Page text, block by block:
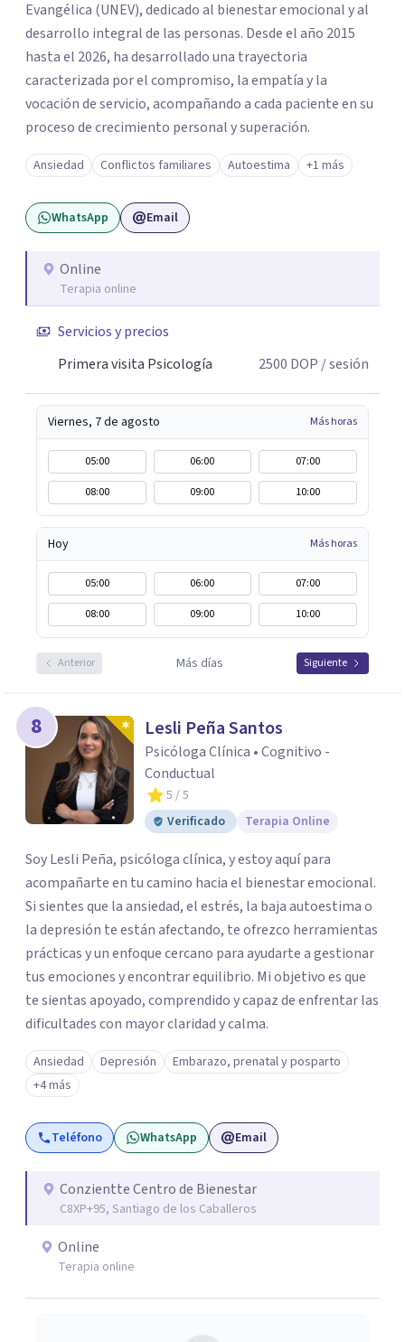
Evangélica (UNEV), dedicado al bienestar emocional y al
desarrollo integral de las personas. Desde el año 2015
hasta el 2026, ha desarrollado una trayectoria
caracterizada por el compromiso, la empatía y la
vocación de servicio, acompañando a cada paciente en su
proceso de crecimiento personal y superación.
Ansiedad Conflictos familiares Autoestima +1 más
WhatsApp Email
Online
Terapia online
Servicios y precios
Primera visita Psicología
2500 DOP / sesión
Viernes, 7 de agosto Más horas
05:00 06:00
07:00
08:00
09:00 10:00
Hoy Más horas
05:00 06:00
07:00
08:00
09:00 10:00
Anterior Más días Siguiente
8 Lesli Peña Santos
Psicóloga Clínica • Cognitivo -
Conductual
5 / 5
Verificado
Terapia Online
Soy Lesli Peña, psicóloga clínica, y estoy aquí para
acompañarte en tu camino hacia el bienestar emocional.
Si sientes que la ansiedad, el estrés, la baja autoestima o
la depresión te están afectando, te ofrezco herramientas
prácticas y un enfoque cercano para ayudarte a gestionar
tus emociones y encontrar equilibrio. Mi objetivo es que
te sientas apoyado, comprendido y capaz de enfrentar las
dificultades con mayor claridad y calma.
Ansiedad Depresión
Embarazo, prenatal y posparto
+4 más
Teléfono WhatsApp Email
Conzientte Centro de Bienestar
C8XP+95, Santiago de los Caballeros
Online
Terapia online